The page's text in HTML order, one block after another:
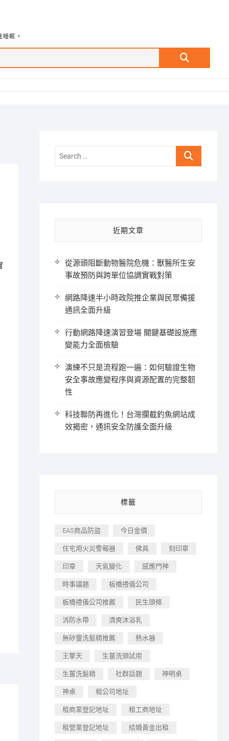
睡眠。
Search
Search
近期文章
從源頭阻斷動物醫院危機：獸醫所生安
事故預防與跨單位協調實戰對策
網路降速半小時政院推企業與民眾備援
通訊全面升級
行動網路降速演習登場 關鍵基礎設施應
變能力全面檢驗
演練不只是流程跑一遍：如何驗證生物
安全事故應變程序與資源配置的完整韌
性
科技聯防再進化！台灣攔截釣魚網站成
效揭密，通訊安全防護全面升級
標籤
EAS商品防盜 今日金價
住宅用火災警報器 佛具 刻印章
印章 天氣變化 感應門神
時事議題 板橋禮儀公司
板橋禮儀公司推薦 民生頭條
消防水帶 清爽沐浴乳
無矽靈洗髮精推薦 熱水器
王擎天 生薑洗頭試用
生薑洗髮精 社群話題 神明桌
神桌 租公司地址
租商業登記地址 租工商地址
租營業登記地址 結婚黃金出租